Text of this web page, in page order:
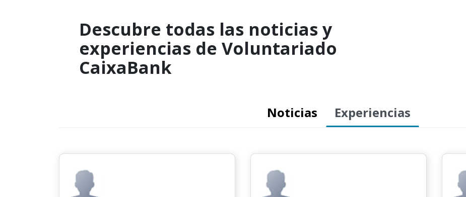
Descubre todas las noticias y
experiencias de Voluntariado
CaixaBank
Noticias Experiencias